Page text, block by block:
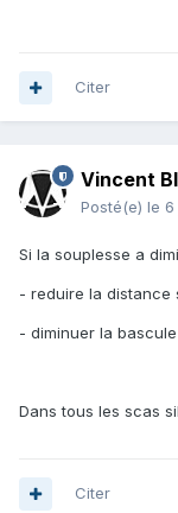
Citer
Vincent
Posté(e) le 6
Si la souplesse a
- reduire la distance
- diminuer la bascule
Dans tous les scas
Citer